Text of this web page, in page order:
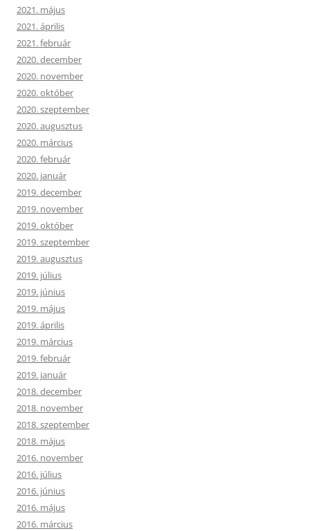
2021. május
2021. április
2021. február
2020. december
2020. november
2020. október
2020. szeptember
2020. augusztus
2020. március
2020. február
2020. január
2019. december
2019. november
2019. október
2019. szeptember
2019. augusztus
2019. július
2019. június
2019. május
2019. április
2019. március
2019. február
2019. január
2018. december
2018. november
2018. szeptember
2018. május
2016. november
2016. július
2016. június
2016. május
2016. március